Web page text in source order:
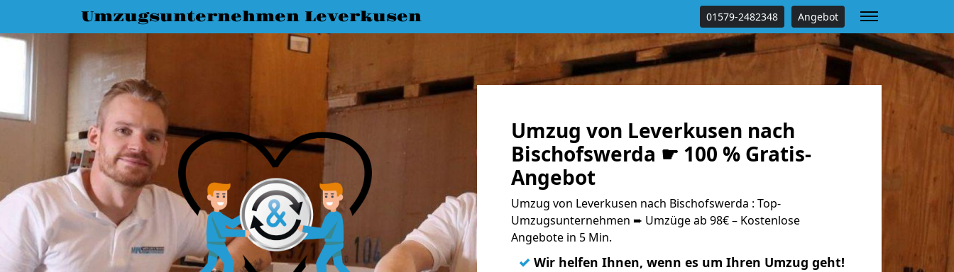
Umzugsunternehmen Leverkusen 01579-2482348 Angebot
Umzug von Leverkusen nach
Bischofswerda ☛ 100 % Gratis-
Angebot
Umzug von Leverkusen nach Bischofswerda : Top-
Umzugsunternehmen ➨ Umzüge ab 98€ – Kostenlose
Angebote in 5 Min.
✓ Wir helfen Ihnen, wenn es um Ihren Umzug geht!